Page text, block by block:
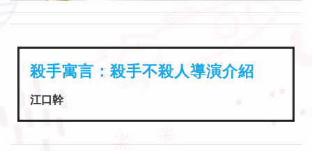
殺手寓言：殺手不殺人導演介紹
江口幹